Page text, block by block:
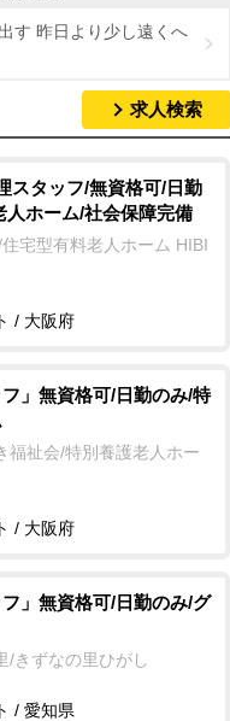
す 昨日より少し遠くへ
求人検索
スタッフ/無資格可/日勤
人ホーム/社会保障完備
宅型有料老人ホーム HIBI
/ 大阪府
フ」無資格可/日勤のみ/特
福祉会/特別養護老人ホー
/ 大阪府
フ」無資格可/日勤のみ/グ
/きずなの里ひがし
/ 愛知県